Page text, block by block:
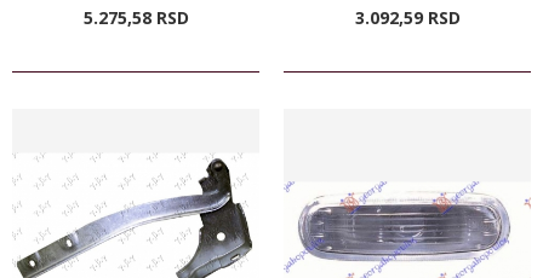
5.275,58 RSD 3.092,59 RSD